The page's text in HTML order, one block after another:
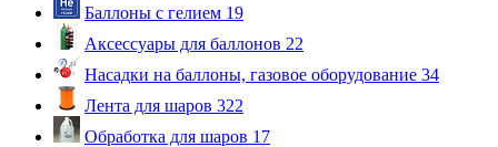
Баллоны с гелием 19
Аксессуары для баллонов 22
Насадки на баллоны, газовое оборудование 34
Лента для шаров 322
Обработка для шаров 17